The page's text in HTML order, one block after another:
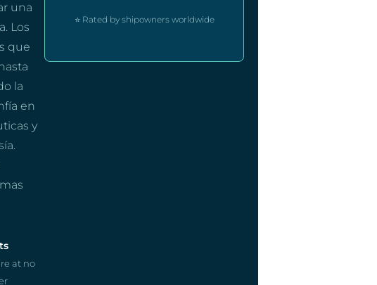
una
Los
que
la
en
y
at no
⭐ Rated by shipowners worldwide